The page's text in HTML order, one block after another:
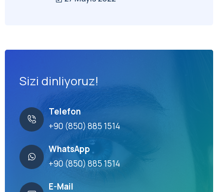
Sizi dinliyoruz!
Telefon
+90 (850) 885 1514
WhatsApp
+90 (850) 885 1514
E-Mail